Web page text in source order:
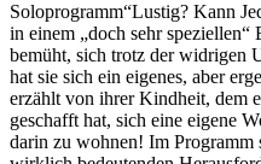
Soloprogramm“Lustig? Kann
in einem „doch sehr speziellen“
bemüht, sich trotz der widrigen
hat sie sich ein eigenes, aber
erzählt von ihrer Kindheit, dem
geschafft hat, sich eine eigene
darin zu wohnen! Im Programm